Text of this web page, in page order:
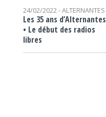
24/02/2022 -ALTERNANTES
Les 35 ans d’Alternantes
• Le début des radios
libres